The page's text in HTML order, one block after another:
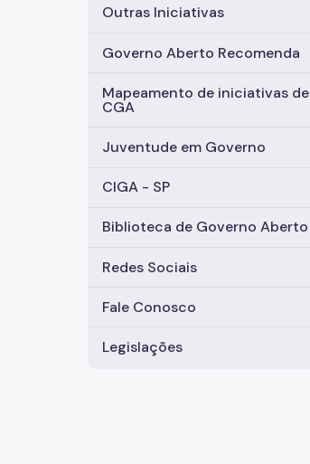
Outras Iniciativas
Governo Aberto Recomenda
Mapeamento de iniciativas de
CGA
Juventude em Governo
CIGA - SP
Biblioteca de Governo Aberto
Redes Sociais
Fale Conosco
Legislações